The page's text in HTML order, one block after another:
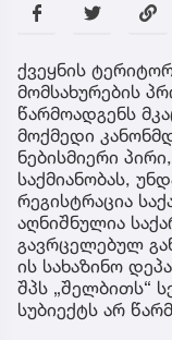
ქვეყნის
მომსახურების
წარმოადგენს
მოქმედი
ნებისმიერი
საქმიანობას,
რეგისტრაცია
აღნიშნულია
გავრცელებულ
ის სახაზინო
შპს „შელბითს“
სუბიექტს არ